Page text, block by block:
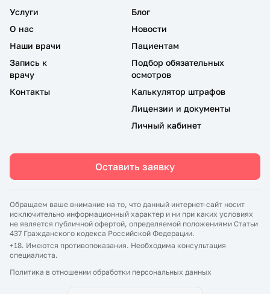
Услуги
О нас
Наши врачи
Запись к
врачу
Контакты
Блог
Новости
Пациентам
Подбор обязательных
осмотров
Калькулятор штрафов
Лицензии и документы
Личный кабинет
Оставить заявку
Обращаем ваше внимание на то, что данный интернет-сайт носит
исключительно информационный характер и ни при каких условиях
не является публичной офертой, определяемой положениями Статьи
437 Гражданского кодекса Российской Федерации.
+18. Имеются противопоказания. Необходима консультация
специалиста.
Политика в отношении обработки персональных данных